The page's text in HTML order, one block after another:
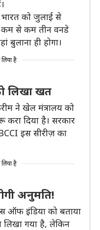
को जुलाई से
कम से कम तीन वनडे
ही होगा।
है
लिखा खत
ने खेल मंत्रालय को
दिया है। सरकार
इस सीरीज़ का
है
अनुमति!
ऑफ इंडिया को बताया
गया है, लेकिन